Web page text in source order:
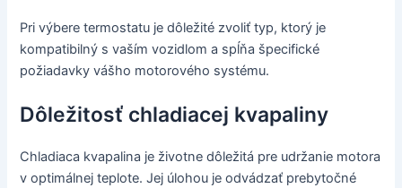
Pri výbere termostatu je dôležité zvoliť typ, ktorý je
kompatibilný s vaším vozidlom a spĺňa špecifické
požiadavky vášho motorového systému.
Dôležitosť chladiacej kvapaliny
Chladiaca kvapalina je životne dôležitá pre udržanie motora
v optimálnej teplote. Jej úlohou je odvádzať prebytočné